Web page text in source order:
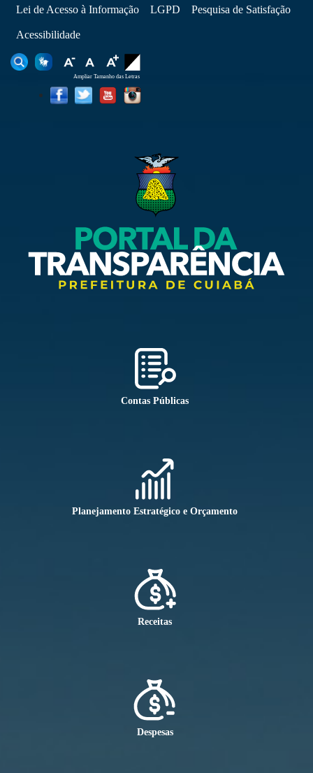
Lei de Acesso à Informação LGPD Pesquisa de Satisfação
Acessibilidade
Ampliar Tamanho das Letras
Contas Públicas
Planejamento Estratégico e Orçamento
Receitas
Despesas